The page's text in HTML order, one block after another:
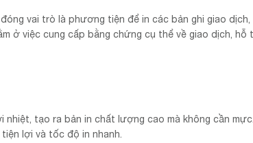
vai trò là phương tiện để in các bản ghi giao dịch,
ở việc cung cấp bằng chứng cụ thể về giao dịch, hỗ
tạo ra bản in chất lượng cao mà không cần
lợi và tốc độ in nhanh.